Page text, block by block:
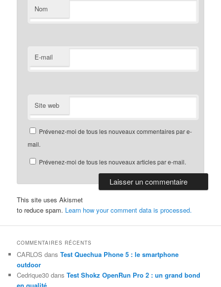
Nom
E-mail
Site web
Prévenez-moi de tous les nouveaux commentaires par e-
mail.
Prévenez-moi de tous les nouveaux articles par e-mail.
This site uses Akismet
to reduce spam. Learn how your comment data is processed.
COMMENTAIRES RÉCENTS
CARLOS dansTest Quechua Phone 5 : le smartphone
outdoor
Cedrique30 dansTest Shokz OpenRun Pro 2 : un grand bond